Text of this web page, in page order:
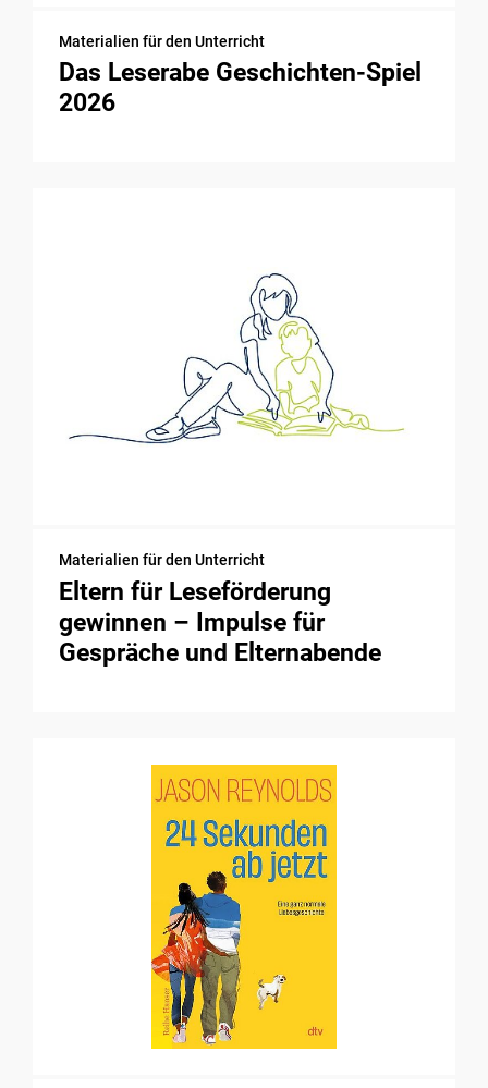
Materialien für den Unterricht
Das Leserabe Geschichten-Spiel
2026
Materialien für den Unterricht
Eltern für Leseförderung
gewinnen – Impulse für
Gespräche und Elternabende